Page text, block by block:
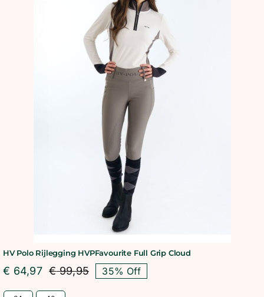
HV Polo Rijlegging HVPFavourite Full Grip Cloud
€99,95Oorspronkelijke
€ 64,97
Huidige
35% Off